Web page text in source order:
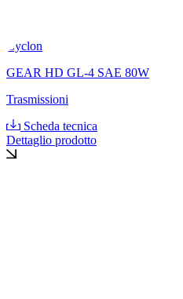
Cyclon
GEAR HD GL-4 SAE 80W
Trasmissioni
Scheda tecnica
Dettaglio prodotto